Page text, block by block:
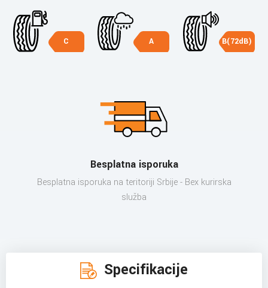
C A B(72dB)
Besplatna isporuka
Besplatna isporuka na teritoriji Srbije - Bex kurirska
služba
Specifikacije